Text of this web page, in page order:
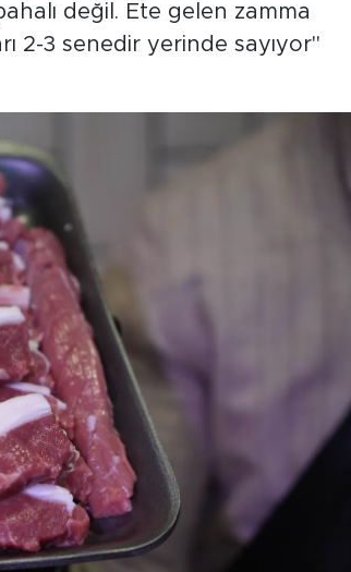
değil. Ete gelen zamma
2-3 senedir yerinde sayıyor"